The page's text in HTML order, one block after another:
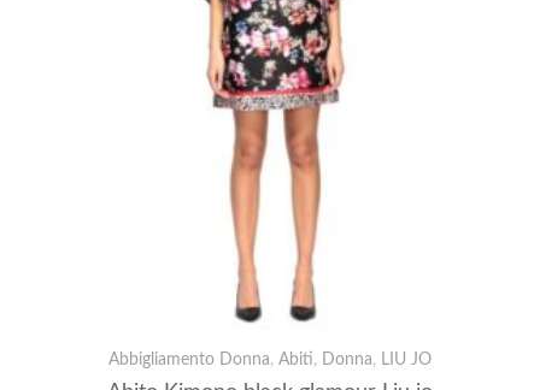
Abbigliamento Donna, Abiti, Donna, LIU JO